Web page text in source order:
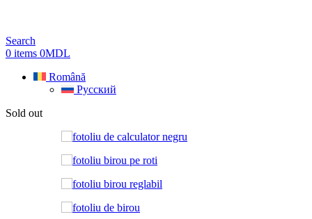
Search
0 items 0MDL
Română
Русский
Sold out